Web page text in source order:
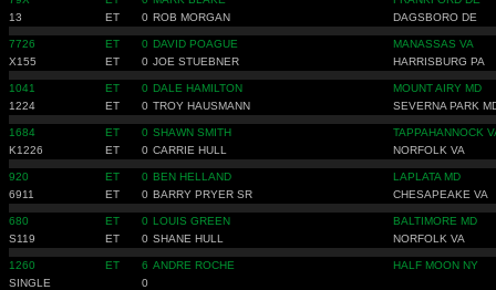
13
ET 0 ROB MORGAN DAGSBORO DE
7726 ET 0 DAVID POAGUE
MANASSAS VA
X155
ET 0 JOE STUEBNER HARRISBURG PA
1041 ET 0 DALE HAMILTON
MOUNT AIRY MD
1224
ET 0 TROY HAUSMANN SEVERNA PARK
1684 ET 0 SHAWN SMITH
TAPPAHANNOCK
K1226
ET 0 CARRIE HULL NORFOLK VA
920 ET 0 BEN HELLAND
LAPLATA MD
6911
ET 0 BARRY PRYER SR CHESAPEAKE VA
680 ET 0 LOUIS GREEN
BALTIMORE MD
S119
ET 0 SHANE HULL NORFOLK VA
1260 ET 6 ANDRE ROCHE
HALF MOON NY
SINGLE
0